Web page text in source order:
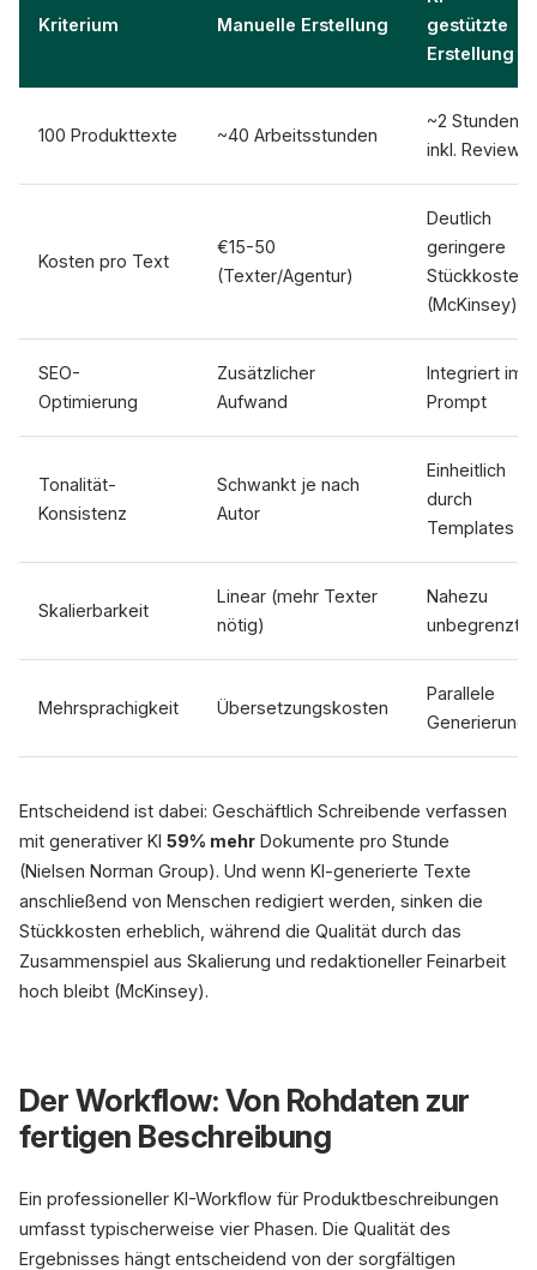
Kriterium Manuelle Erstellung
gestützte
Erstellung
100 Produkttexte ~40 Arbeitsstunden
~2 Stunden
inkl. Review
Kosten pro Text
€15-50
(Texter/Agentur)
Deutlich
geringere
Stückkosten
(McKinsey)
SEO-
Optimierung
Zusätzlicher
Aufwand
Integriert im
Prompt
Tonalität-
Konsistenz
Schwankt je nach
Autor
Einheitlich
durch
Templates
Skalierbarkeit
Linear (mehr Texter
nötig)
Nahezu
unbegrenzt
Mehrsprachigkeit Übersetzungskosten
Parallele
Generierung
Entscheidend ist dabei: Geschäftlich Schreibende verfassen
mit generativer KI 59% mehr Dokumente pro Stunde
(Nielsen Norman Group). Und wenn KI-generierte Texte
anschließend von Menschen redigiert werden, sinken die
Stückkosten erheblich, während die Qualität durch das
Zusammenspiel aus Skalierung und redaktioneller Feinarbeit
hoch bleibt (McKinsey).
Der Workflow: Von Rohdaten zur
fertigen Beschreibung
Ein professioneller KI-Workflow für Produktbeschreibungen
umfasst typischerweise vier Phasen. Die Qualität des
Ergebnisses hängt entscheidend von der sorgfältigen